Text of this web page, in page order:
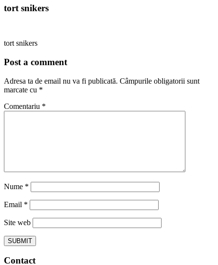
tort snikers
tort snikers
Post a comment
Adresa ta de email nu va fi publicată. Câmpurile obligatorii sunt
marcate cu *
Comentariu *
Nume *
Email *
Site web
Contact